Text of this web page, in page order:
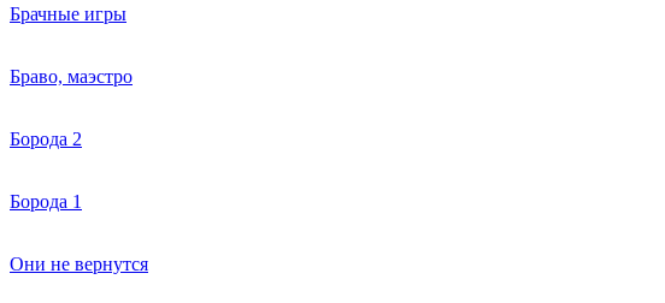
Брачные игры
Браво, маэстро
Борода 2
Борода 1
Они не вернутся